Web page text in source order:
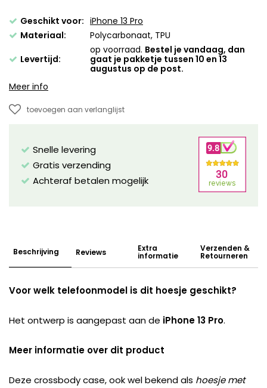
Geschikt voor: iPhone 13 Pro
Materiaal:
Polycarbonaat, TPU
Levertijd:
op voorraad. Bestel je vandaag, dan
gaat je pakketje tussen 10 en 13
augustus op de post.
Meer info
toevoegen aan verlanglijst
Snelle levering
Gratis verzending
Achteraf betalen mogelijk
Beschrijving Reviews Extra
informatie
Verzenden &
Retourneren
Voor welk telefoonmodel is dit hoesje geschikt?
Het ontwerp is aangepast aan de iPhone 13 Pro.
Meer informatie over dit product
Deze crossbody case, ook wel bekend als hoesje met